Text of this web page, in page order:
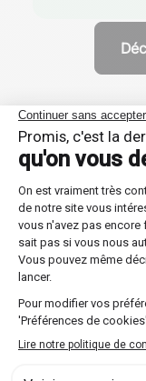
Savigny-